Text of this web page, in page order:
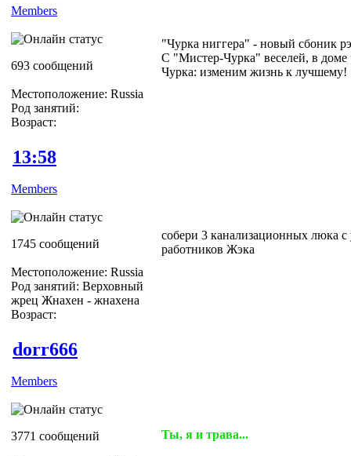
Members
693 сообщений
Местоположение: Russia
Род занятий:
Возраст:
"Чурка ниггера" - новый сбоник
С "Мистер-Чурка" веселей, в доме
Чурка: изменим жизнь к лучшему!
13:58
Members
1745 сообщений
Местоположение: Russia
Род занятий: Верховный
жрец Жнахен - жнахена
Возраст:
собери 3 канализационных люка
работников Жэка
dorr666
Members
3771 сообщений Ты, я и трава...